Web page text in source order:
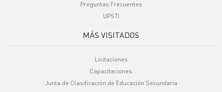
Preguntas Frecuentes
UPSTI
MÁS VISITADOS
Licitaciones
Capacitaciones
Junta de Clasificación de Educación Secundaria